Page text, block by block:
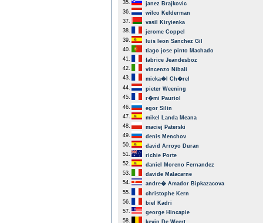
35.
janez Brajkovic
36.
wilco Kelderman
37.
vasil Kiryienka
38.
jerome Coppel
39.
luis leon Sanchez Gil
40.
tiago jose pinto Machado
41.
fabrice Jeandesboz
42.
vincenzo Nibali
43.
micka�l Ch�rel
44.
pieter Weening
45.
r�mi Pauriol
46.
egor Silin
47.
mikel Landa Meana
48.
maciej Paterski
49.
denis Menchov
50.
david Arroyo Duran
51.
richie Porte
52.
daniel Moreno Fernandez
53.
davide Malacarne
54.
andre� Amador Bipkazacova
55.
christophe Kern
56.
biel Kadri
57.
george Hincapie
58.